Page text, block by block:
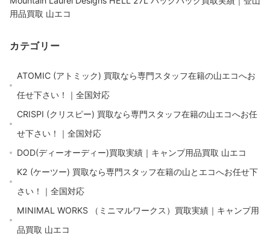
用品買取 山エコ
カテゴリー
ATOMIC (アトミック) 買取なら専門スタッフ在籍の山エコへお
任せ下さい！｜全国対応
CRISPI (クリスピー) 買取なら専門スタッフ在籍の山エコへお任
せ下さい！｜全国対応
DOD(ディーオーディー)買取実績｜キャンプ用品買取 山エコ
K2 (ケーツー) 買取なら専門スタッフ在籍の山とエコへお任せ下
さい！｜全国対応
MINIMAL WORKS （ミニマルワークス）買取実績｜キャンプ用
品買取 山エコ